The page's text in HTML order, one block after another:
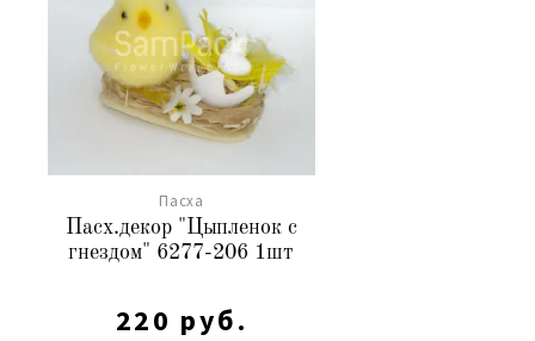
Пасха
Пасх.декор "Цыпленок с
гнездом" 6277-206 1шт
220 руб.